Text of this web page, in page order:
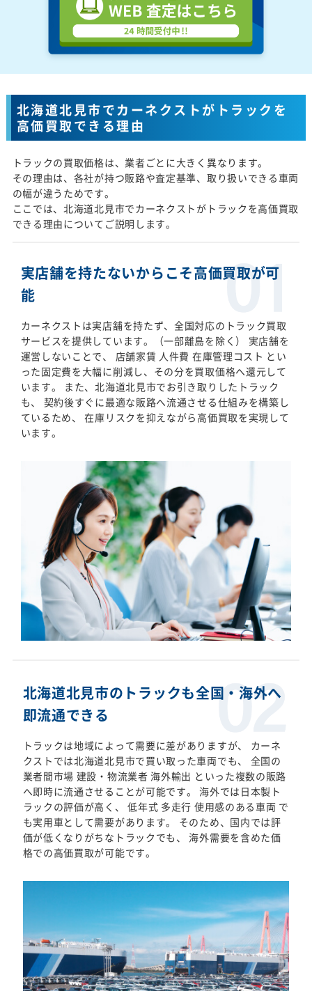
北海道北見市でカーネクストがトラックを
高価買取できる理由
トラックの買取価格は、業者ごとに大きく異なります。
その理由は、各社が持つ販路や査定基準、取り扱いできる車両
の幅が違うためです。
ここでは、北海道北見市でカーネクストがトラックを高価買取
できる理由についてご説明します。
実店舗を持たないからこそ高価買取が可
能
カーネクストは実店舗を持たず、全国対応のトラック買取
サービスを提供しています。（一部離島を除く） 実店舗を
運営しないことで、 店舗家賃 人件費 在庫管理コスト とい
った固定費を大幅に削減し、その分を買取価格へ還元して
います。 また、北海道北見市でお引き取りしたトラック
も、 契約後すぐに最適な販路へ流通させる仕組みを構築し
ているため、 在庫リスクを抑えながら高価買取を実現して
います。
北海道北見市のトラックも全国・海外へ
即流通できる
トラックは地域によって需要に差がありますが、 カーネ
クストでは北海道北見市で買い取った車両でも、 全国の
業者間市場 建設・物流業者 海外輸出 といった複数の販路
へ即時に流通させることが可能です。 海外では日本製ト
ラックの評価が高く、 低年式 多走行 使用感のある車両 で
も実用車として需要があります。 そのため、国内では評
価が低くなりがちなトラックでも、 海外需要を含めた価
格での高価買取が可能です。